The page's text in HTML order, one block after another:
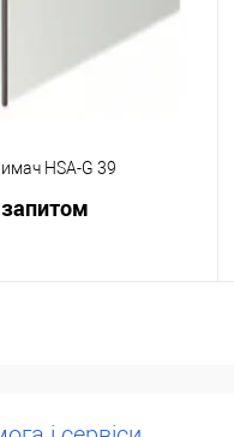
замовлення
HSA-G 39